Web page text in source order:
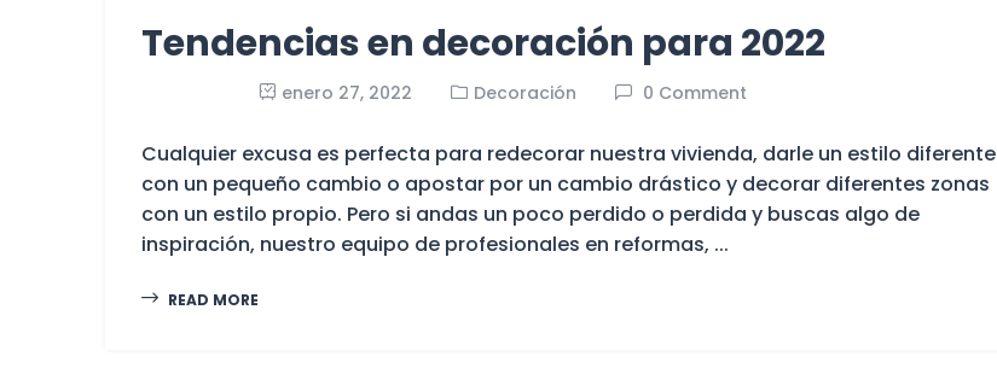
Tendencias en decoración para 2022
enero 27, 2022 Decoración 0 Comment
Cualquier excusa es perfecta para redecorar nuestra vivienda, darle un estilo diferente
con un pequeño cambio o apostar por un cambio drástico y decorar diferentes zonas
con un estilo propio. Pero si andas un poco perdido o perdida y buscas algo de
inspiración, nuestro equipo de profesionales en reformas, ...
READ MORE